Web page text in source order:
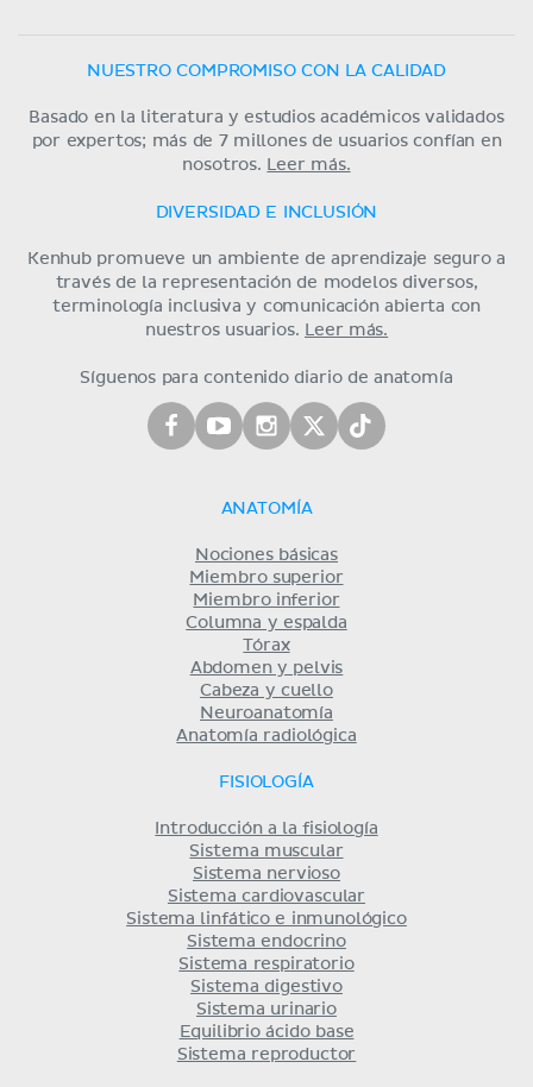
NUESTRO COMPROMISO CON LA CALIDAD
Basado en la literatura y estudios académicos validados
por expertos; más de 7 millones de usuarios confían en
nosotros. Leer más.
DIVERSIDAD E INCLUSIÓN
Kenhub promueve un ambiente de aprendizaje seguro a
través de la representación de modelos diversos,
terminología inclusiva y comunicación abierta con
nuestros usuarios. Leer más.
Síguenos para contenido diario de anatomía
ANATOMÍA
Nociones básicas
Miembro superior
Miembro inferior
Columna y espalda
Tórax
Abdomen y pelvis
Cabeza y cuello
Neuroanatomía
Anatomía radiológica
FISIOLOGÍA
Introducción a la fisiología
Sistema muscular
Sistema nervioso
Sistema cardiovascular
Sistema linfático e inmunológico
Sistema endocrino
Sistema respiratorio
Sistema digestivo
Sistema urinario
Equilibrio ácido base
Sistema reproductor